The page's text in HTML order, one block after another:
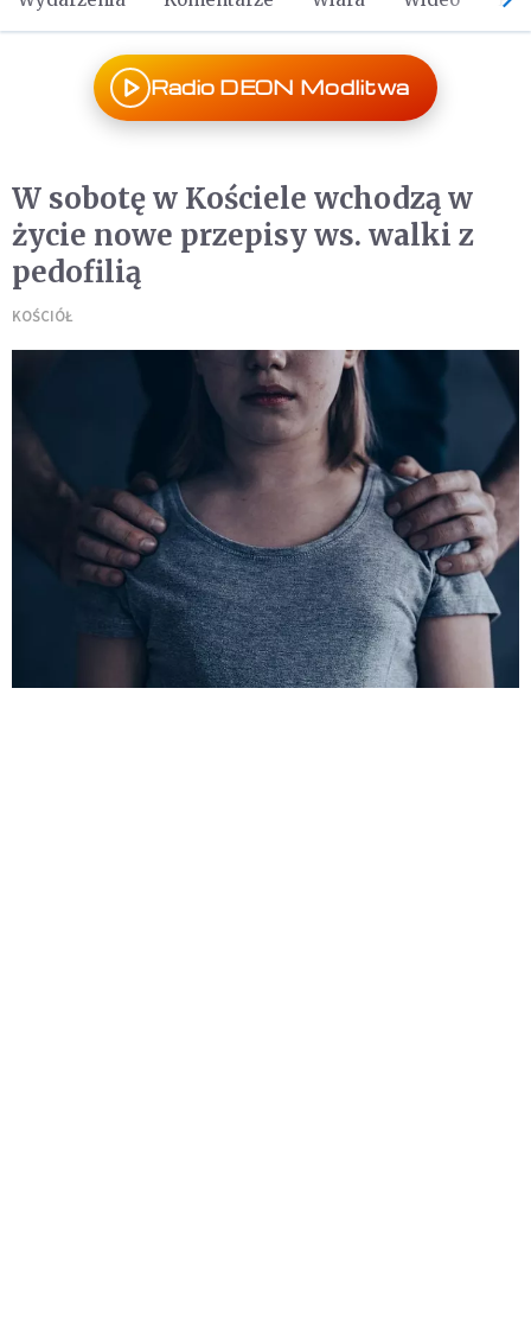
Radio DEON Modlitwa
W sobotę w Kościele wchodzą w
życie nowe przepisy ws. walki z
pedofilią
KOŚCIÓŁ